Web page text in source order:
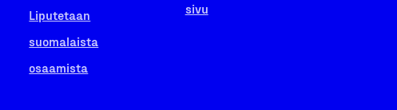
Liputetaan
suomalaista
osaamista
sivu